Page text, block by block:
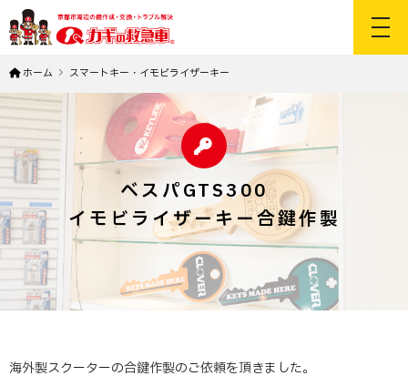
ホーム スマートキー・イモビライザーキー
ベスパGTS300
イモビライザーキー合鍵作製
海外製スクーターの合鍵作製のご依頼を頂きました。